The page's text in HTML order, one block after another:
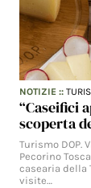
NOTIZIE ::
“Caseifici
scoperta
Turismo DOP.
Pecorino
casearia della
visite…